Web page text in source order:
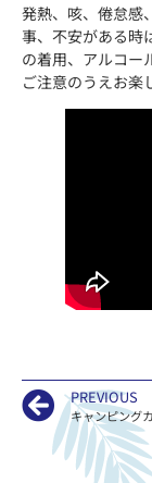
発熱、咳、倦怠感
事、不安がある時
の着用、アルコー
ご注意のうえお楽
PREVIOUS